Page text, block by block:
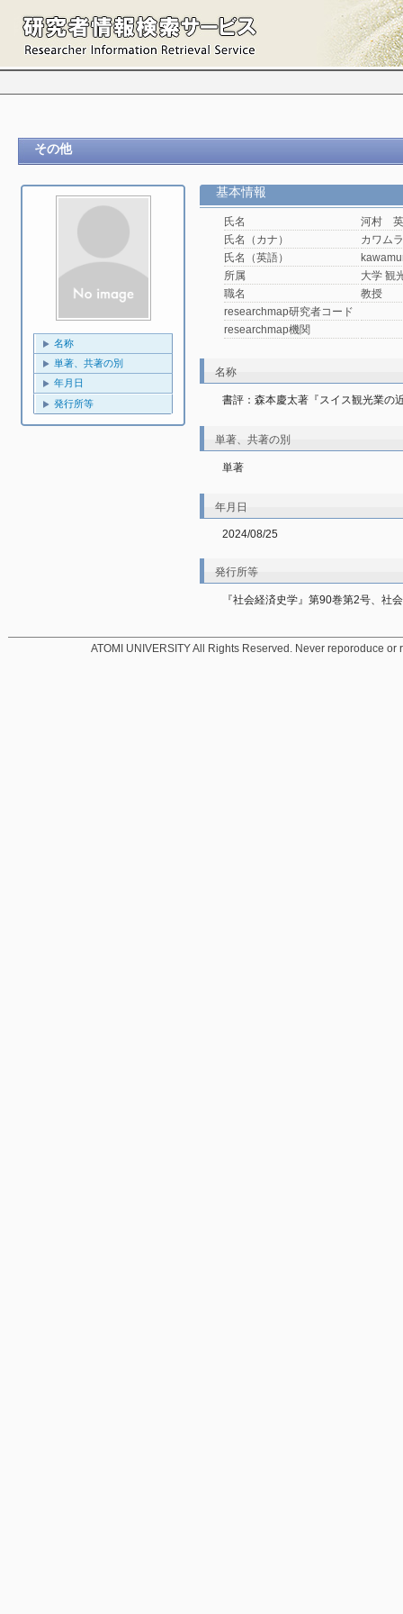
その他
名称
単著、共著の別
年月日
発行所等
基本情報
氏名
河村
氏名（カナ）
カワム
氏名（英語）
所属
大学 観
職名
教授
researchmap研究者コード
researchmap機関
名称
書評：森本慶太著『スイス観光業の
単著、共著の別
単著
年月日
2024/08/25
発行所等
『社会経済史学』第90巻第2号、社